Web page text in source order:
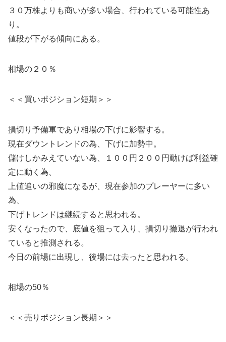
３０万株よりも商いが多い場合、行われている可能性あ
り。
値段が下がる傾向にある。
相場の２０％
＜＜買いポジション短期＞＞
損切り予備軍であり相場の下げに影響する。
現在ダウントレンドの為、下げに加勢中。
儲けしかみえていない為、１００円２００円動けば利益確
定に動く為、
上値追いの邪魔になるが、現在参加のプレーヤーに多い
為、
下げトレンドは継続すると思われる。
安くなったので、底値を狙って入り、損切り撤退が行われ
ていると推測される。
今日の前場に出現し、後場には去ったと思われる。
相場の50％
＜＜売りポジション長期＞＞